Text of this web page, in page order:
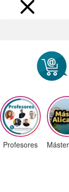
Profesores